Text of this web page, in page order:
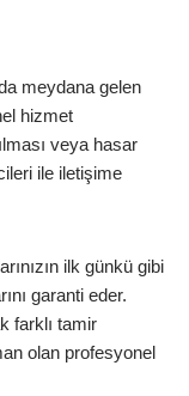
meydana gelen
hizmet
veya hasar
ile iletişime
ilk günkü gibi
garanti eder.
farklı tamir
olan profesyonel